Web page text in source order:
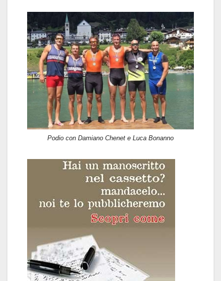
Podio con Damiano Chenet e Luca Bonanno